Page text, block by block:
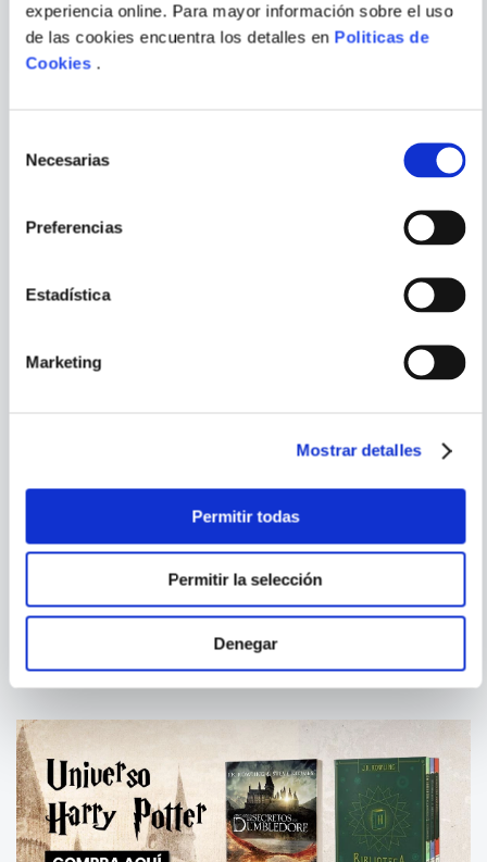
experiencia online. Para mayor información sobre el uso
de las cookies encuentra los detalles en Politicas de
Cookies.
Necesarias
Preferencias
Estadística
Marketing
Mostrar detalles
Permitir todas
Permitir la selección
Denegar
ENVIAR
VISTE
VER TODOS
JASON A. HURLEY
THE BEAUTY 2